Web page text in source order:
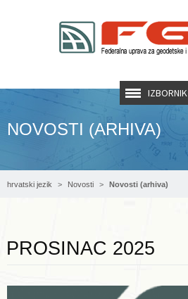
IZBORNIK
NOVOSTI (ARHIVA)
hrvatski jezik Novosti Novosti (arhiva)
PROSINAC 2025